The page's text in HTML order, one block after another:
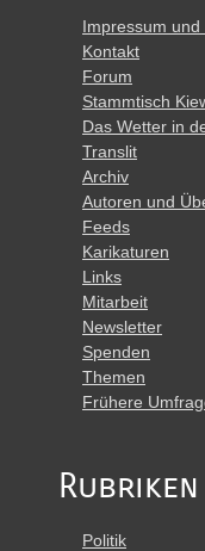
Impressum
Kontakt
Forum
Stammtisch
Das Wetter in
Translit
Archiv
Autoren und
Feeds
Karikaturen
Links
Mitarbeit
Newsletter
Spenden
Themen
Frühere
Rubriken
Politik